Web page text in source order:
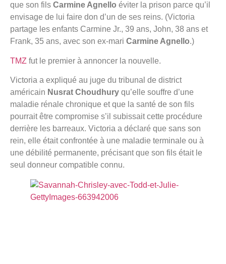
que son fils Carmine Agnello éviter la prison parce qu’il
envisage de lui faire don d’un de ses reins. (Victoria
partage les enfants Carmine Jr., 39 ans, John, 38 ans et
Frank, 35 ans, avec son ex-mari Carmine Agnello.)
TMZ fut le premier à annoncer la nouvelle.
Victoria a expliqué au juge du tribunal de district
américain Nusrat Choudhury qu’elle souffre d’une
maladie rénale chronique et que la santé de son fils
pourrait être compromise s’il subissait cette procédure
derrière les barreaux. Victoria a déclaré que sans son
rein, elle était confrontée à une maladie terminale ou à
une débilité permanente, précisant que son fils était le
seul donneur compatible connu.